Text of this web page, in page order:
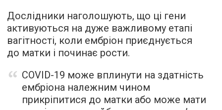
Дослідники наголошують, що ці гени
активуються на дуже важливому етапі
вагітності, коли ембріон приєднується
до матки і починає рости.
COVID-19 може вплинути на здатність
ембріона належним чином
прикріпитися до матки або може мати